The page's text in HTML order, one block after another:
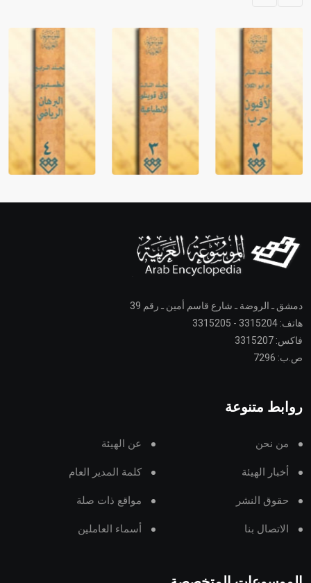
دمشق ـ الروضة ـ شارع قاسم أمين ـ رقم 39
هاتف: 3315204 - 3315205
فاكس: 3315207
ص.ب: 7296
روابط متنوعة
من نحن عن الهيئة
أخبار الهيئة كلمة المدير العام
حقوق النشر مواقع ذات صلة
الاتصال بنا أسماء العاملين